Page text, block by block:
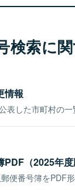
検索に
情報
表した市町村の一
（2025年度
便番号簿をPDF